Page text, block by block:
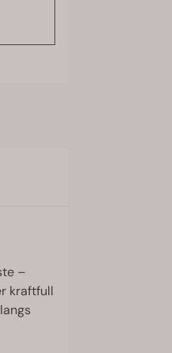
–
kraftfull